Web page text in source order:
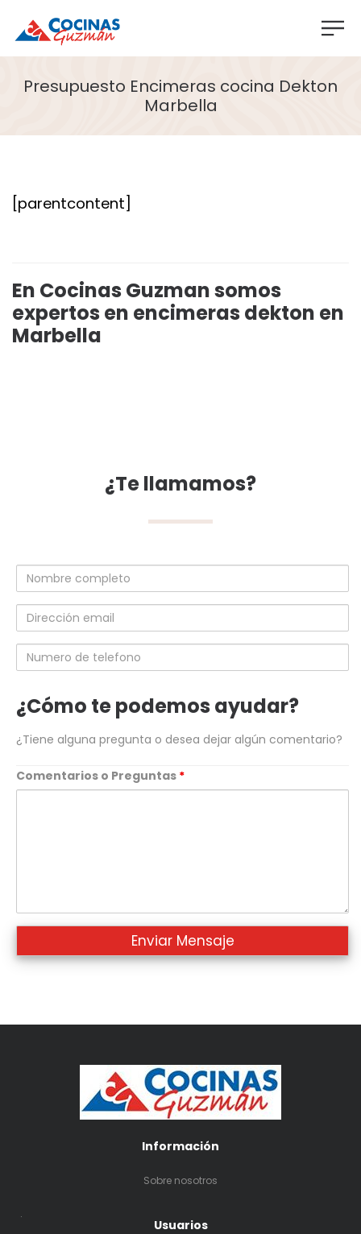
Presupuesto Encimeras cocina Dekton
Marbella
[parentcontent]
En Cocinas Guzman somos
expertos en encimeras dekton en
Marbella
¿Te llamamos?
Nombre
completo
Dirección
email
Numero
de
¿Cómo te podemos ayudar?
¿Tiene alguna pregunta o desea dejar algún comentario?
Comentarios o Preguntas *
Información
Sobre nosotros
.
Usuarios